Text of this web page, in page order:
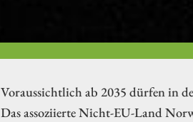
Voraussichtlich ab 2035 dürfen in
Das assoziierte Nicht-EU-Land